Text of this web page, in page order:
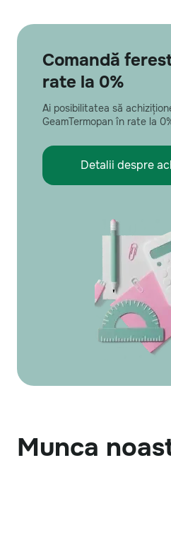
Comandă
rate la 0%
Ai posibilitatea să
GeamTermopan în rate la
Detalii despre
Munca